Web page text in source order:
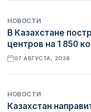
НОВОСТИ
В Казахстане
центров на 1 850
07 АВГУСТА, 2026
НОВОСТИ
Казахстан